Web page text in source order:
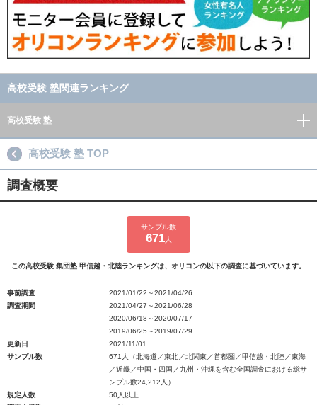
高校受験 塾関連ランキング
高校受験 塾
高校受験 塾 TOP
調査概要
サンプル数
671人
この高校受験 集団塾 甲信越・北陸ランキングは、オリコンの以下の調査に基づいています。
事前調査
2021/01/22～2021/04/26
調査期間
2021/04/27～2021/06/28
2020/06/18～2020/07/17
2019/06/25～2019/07/29
更新日
2021/11/01
サンプル数
671人（北海道／東北／北関東／首都圏／甲信越・北陸／東海
／近畿／中国・四国／九州・沖縄を含む全国調査における総サ
ンプル数24,212人）
規定人数
50人以上